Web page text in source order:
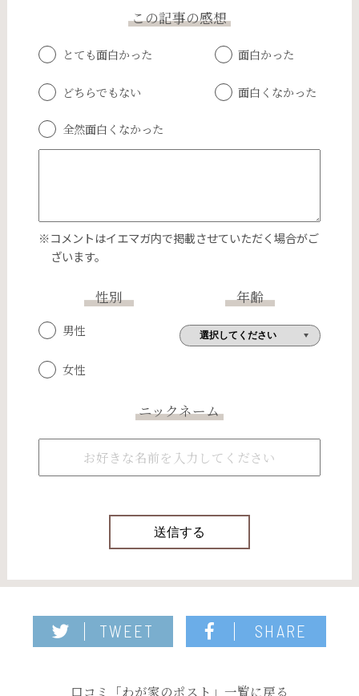
この記事の感想
とても面白かった 面白かった
どちらでもない 面白くなかった
全然面白くなかった
※コメントはイエマガ内で掲載させていただく場合がご
ざいます。
性別
男性
女性
年齢
ニックネーム
TWEET SHARE
口コミ「わが家のポスト」一覧に戻る